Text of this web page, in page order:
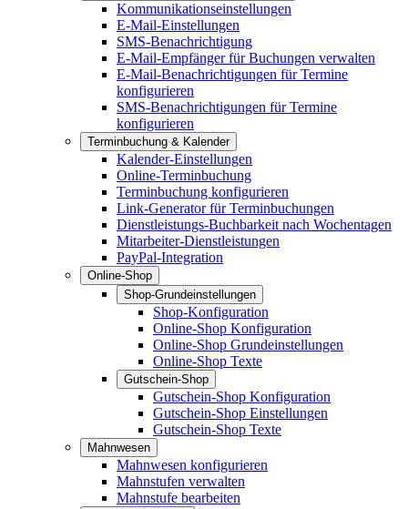
Kommunikationseinstellungen
E-Mail-Einstellungen
SMS-Benachrichtigung
E-Mail-Empfänger für Buchungen verwalten
E-Mail-Benachrichtigungen für Termine
konfigurieren
SMS-Benachrichtigungen für Termine
konfigurieren
Terminbuchung & Kalender
Kalender-Einstellungen
Online-Terminbuchung
Terminbuchung konfigurieren
Link-Generator für Terminbuchungen
Dienstleistungs-Buchbarkeit nach Wochentagen
Mitarbeiter-Dienstleistungen
PayPal-Integration
Online-Shop
Shop-Grundeinstellungen
Shop-Konfiguration
Online-Shop Konfiguration
Online-Shop Grundeinstellungen
Online-Shop Texte
Gutschein-Shop
Gutschein-Shop Konfiguration
Gutschein-Shop Einstellungen
Gutschein-Shop Texte
Mahnwesen
Mahnwesen konfigurieren
Mahnstufen verwalten
Mahnstufe bearbeiten